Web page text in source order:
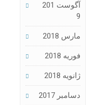
آگوست 201
9
مارس 2018
فوریه 2018
ژانویه 2018
دسامبر 2017